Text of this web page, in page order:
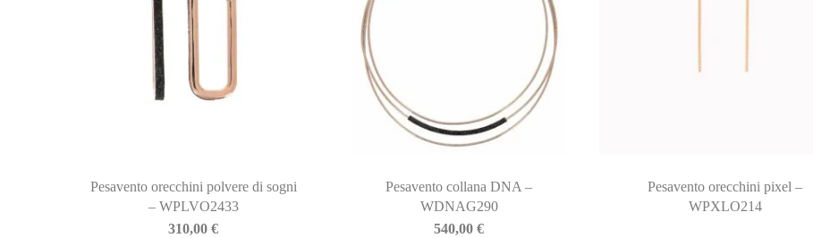
Pesavento orecchini polvere di sogni
– WPLVO2433
310,00€
Pesavento collana DNA –
WDNAG290
540,00€
Pesavento orecchini pixel –
WPXLO214
P.IVA: IT01508870217
QUICKLINKS
Progetto FSE 2025
WhatsApp Support